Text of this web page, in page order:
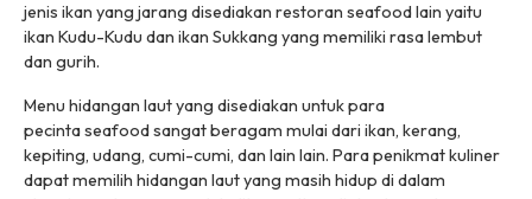
jenis ikan yang jarang disediakan restoran seafoodlain yaitu
ikan Kudu-Kudu dan ikan Sukkang yang memiliki rasa lembut
dan gurih.
Menu hidangan laut yang disediakan untuk para
pecintaseafoodsangat beragam mulai dari ikan, kerang,
kepiting, udang, cumi-cumi, dan lain lain. Para penikmat kuliner
dapat memilih hidangan laut yang masih hidup di dalam